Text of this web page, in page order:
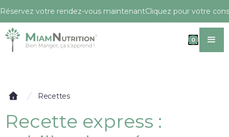
Réservez votre rendez-vous maintenantCliquez pour votre
0
Recettes
Recette express :